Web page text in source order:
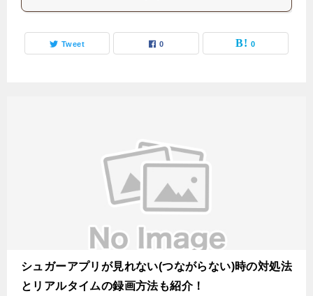
Tweet 0 0
シュガーアプリが見れない(つながらない)時の対処法
とリアルタイムの録画方法も紹介！